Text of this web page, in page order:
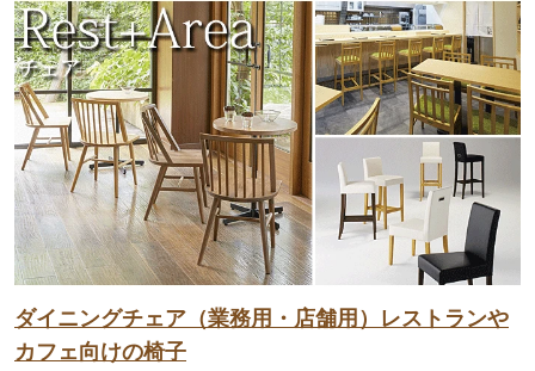
ダイニングチェア（業務用・店舗用）レストランや
カフェ向けの椅子